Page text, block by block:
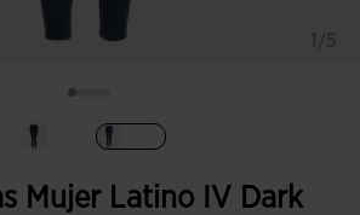
Mujer Latino IV Dark